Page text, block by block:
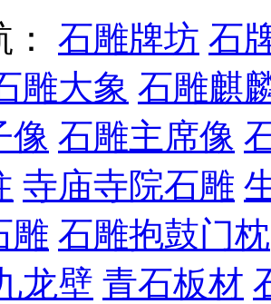
石雕牌坊 石
雕大象 石雕麒
像 石雕主席像
寺庙寺院石雕
雕 石雕抱鼓门枕
龙壁 青石板材